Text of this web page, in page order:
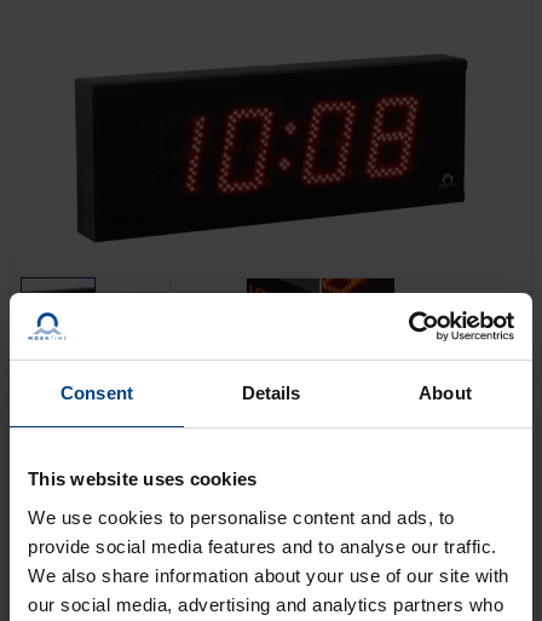
Consent Details About
This website uses cookies
We use cookies to personalise content and ads, to
provide social media features and to analyse our traffic.
We also share information about your use of our site with
our social media, advertising and analytics partners who
El ECO-M-DSC es un reloj digital de diseño
contemporáneo y aspecto estilizado. Reloj digital de
exteriores. El ECO-M-DSC cumple los requisitos de la
mayoría de las aplicaciones convencionales.
OBTENGA UNA OFERTA